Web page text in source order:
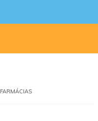
FARMÁCIAS